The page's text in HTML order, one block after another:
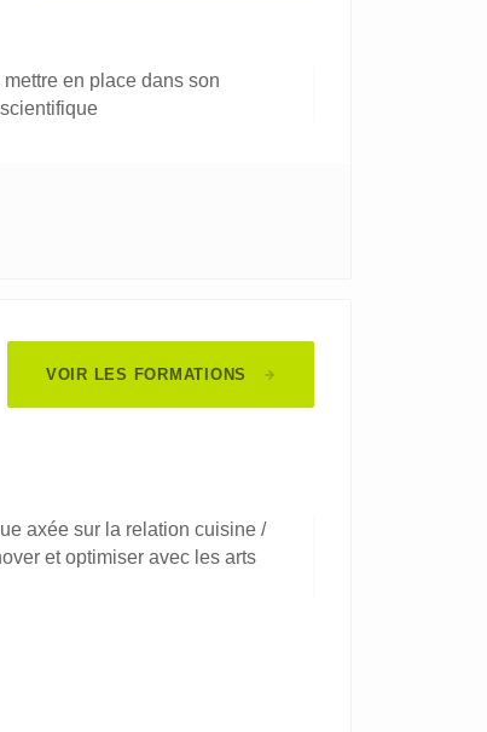
en place dans son
VOIR LES FORMATIONS
axée sur la relation cuisine /
et optimiser avec les arts